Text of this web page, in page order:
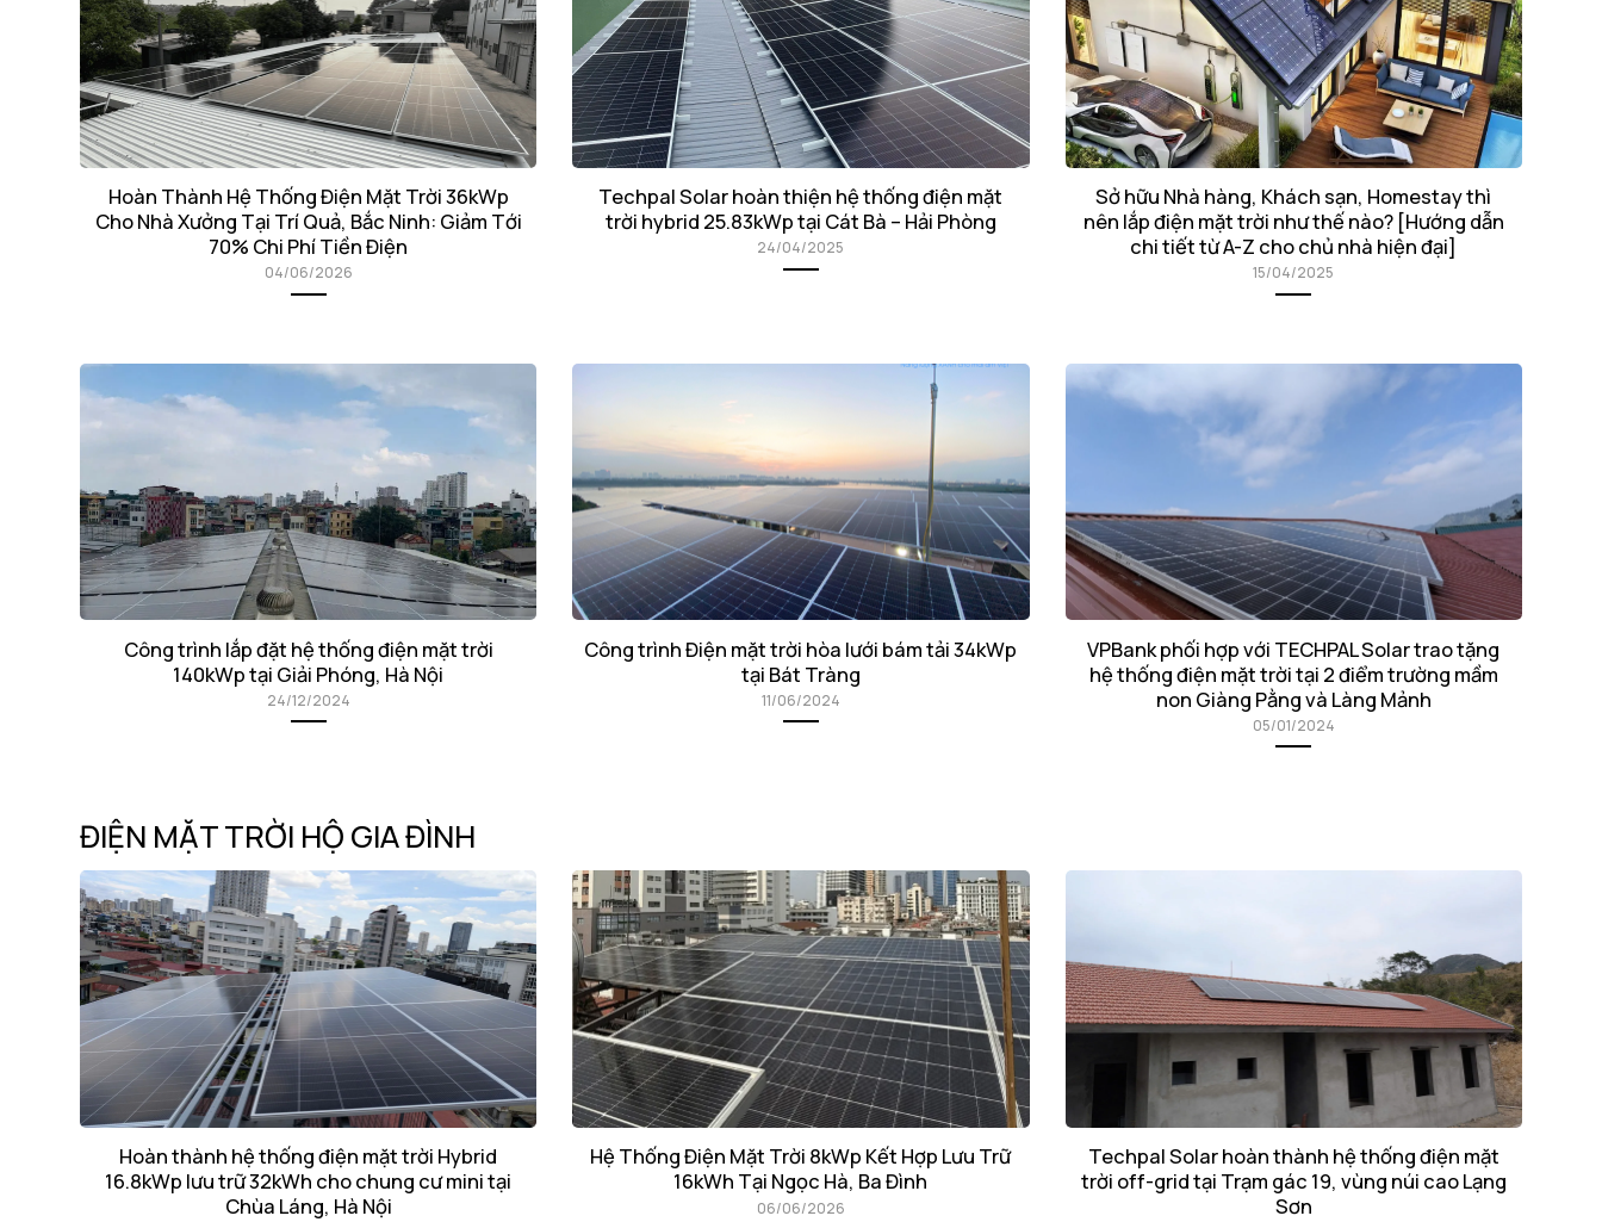
Hoàn Thành Hệ Thống Điện Mặt Trời 36kWp
Cho Nhà Xưởng Tại Trí Quả, Bắc Ninh: Giảm Tới
70% Chi Phí Tiền Điện
04/06/2026
Techpal Solar hoàn thiện hệ thống điện mặt
trời hybrid 25.83kWp tại Cát Bà – Hải Phòng
24/04/2025
Sở hữu Nhà hàng, Khách sạn, Homestay thì
nên lắp điện mặt trời như thế nào? [Hướng dẫn
chi tiết từ A-Z cho chủ nhà hiện đại]
15/04/2025
Công trình lắp đặt hệ thống điện mặt trời
140kWp tại Giải Phóng, Hà Nội
24/12/2024
Công trình Điện mặt trời hòa lưới bám tải 34kWp
tại Bát Tràng
11/06/2024
VPBank phối hợp với TECHPAL Solar trao tặng
hệ thống điện mặt trời tại 2 điểm trường mầm
non Giàng Pằng và Làng Mảnh
05/01/2024
ĐIỆN MẶT TRỜI HỘ GIA ĐÌNH
Hoàn thành hệ thống điện mặt trời Hybrid
16.8kWp lưu trữ 32kWh cho chung cư mini tại
Chùa Láng, Hà Nội
Hệ Thống Điện Mặt Trời 8kWp Kết Hợp Lưu Trữ
16kWh Tại Ngọc Hà, Ba Đình
06/06/2026
Techpal Solar hoàn thành hệ thống điện mặt
trời off-grid tại Trạm gác 19, vùng núi cao Lạng
Sơn